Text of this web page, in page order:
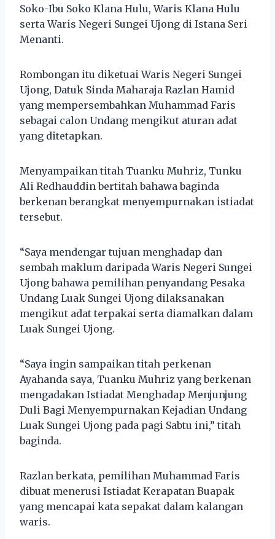
Soko-Ibu Soko Klana Hulu, Waris Klana Hulu
serta Waris Negeri Sungei Ujong di Istana Seri
Menanti.
Rombongan itu diketuai Waris Negeri Sungei
Ujong, Datuk Sinda Maharaja Razlan Hamid
yang mempersembahkan Muhammad Faris
sebagai calon Undang mengikut aturan adat
yang ditetapkan.
Menyampaikan titah Tuanku Muhriz, Tunku
Ali Redhauddin bertitah bahawa baginda
berkenan berangkat menyempurnakan istiadat
tersebut.
“Saya mendengar tujuan menghadap dan
sembah maklum daripada Waris Negeri Sungei
Ujong bahawa pemilihan penyandang Pesaka
Undang Luak Sungei Ujong dilaksanakan
mengikut adat terpakai serta diamalkan dalam
Luak Sungei Ujong.
“Saya ingin sampaikan titah perkenan
Ayahanda saya, Tuanku Muhriz yang berkenan
mengadakan Istiadat Menghadap Menjunjung
Duli Bagi Menyempurnakan Kejadian Undang
Luak Sungei Ujong pada pagi Sabtu ini,” titah
baginda.
Razlan berkata, pemilihan Muhammad Faris
dibuat menerusi Istiadat Kerapatan Buapak
yang mencapai kata sepakat dalam kalangan
waris.